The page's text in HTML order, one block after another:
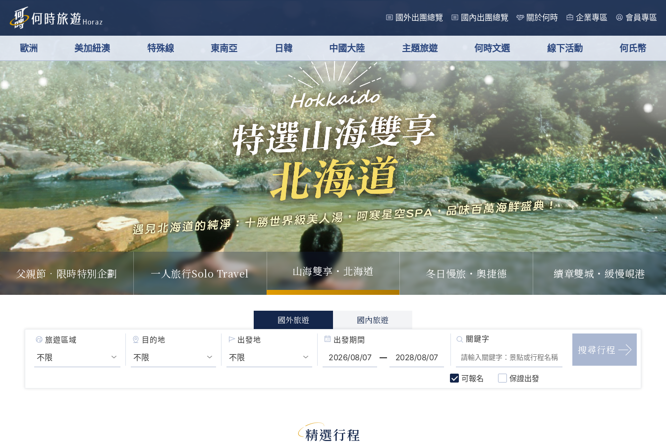
國外出團總覽 國內出團總覽 關於何時 企業專區 會員專區
歐洲 美加紐澳 特殊線 東南亞 日韓 中國大陸 主題旅遊 何時文選 線下活動 何氏幣
父親節．限時特別企劃 一人旅行Solo Travel 山海雙享・北海道 冬日慢旅・奧捷德 續章雙城・緩慢峴港
國外旅遊 國內旅遊
旅遊區域 目的地 出發地 出發期間
可報名 保證出發
精選行程